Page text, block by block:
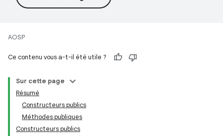
AOSP
Ce contenu vous a-t-il été utile ?
Sur cette page
Résumé
Constructeurs publics
Méthodes publiques
Constructeurs publics